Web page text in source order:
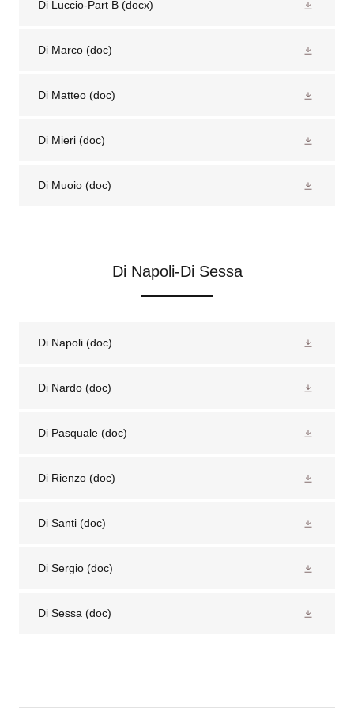
Di Luccio-Part B (docx)
Di Marco (doc)
Di Matteo (doc)
Di Mieri (doc)
Di Muoio (doc)
Di Napoli-Di Sessa
Di Napoli (doc)
Di Nardo (doc)
Di Pasquale (doc)
Di Rienzo (doc)
Di Santi (doc)
Di Sergio (doc)
Di Sessa (doc)